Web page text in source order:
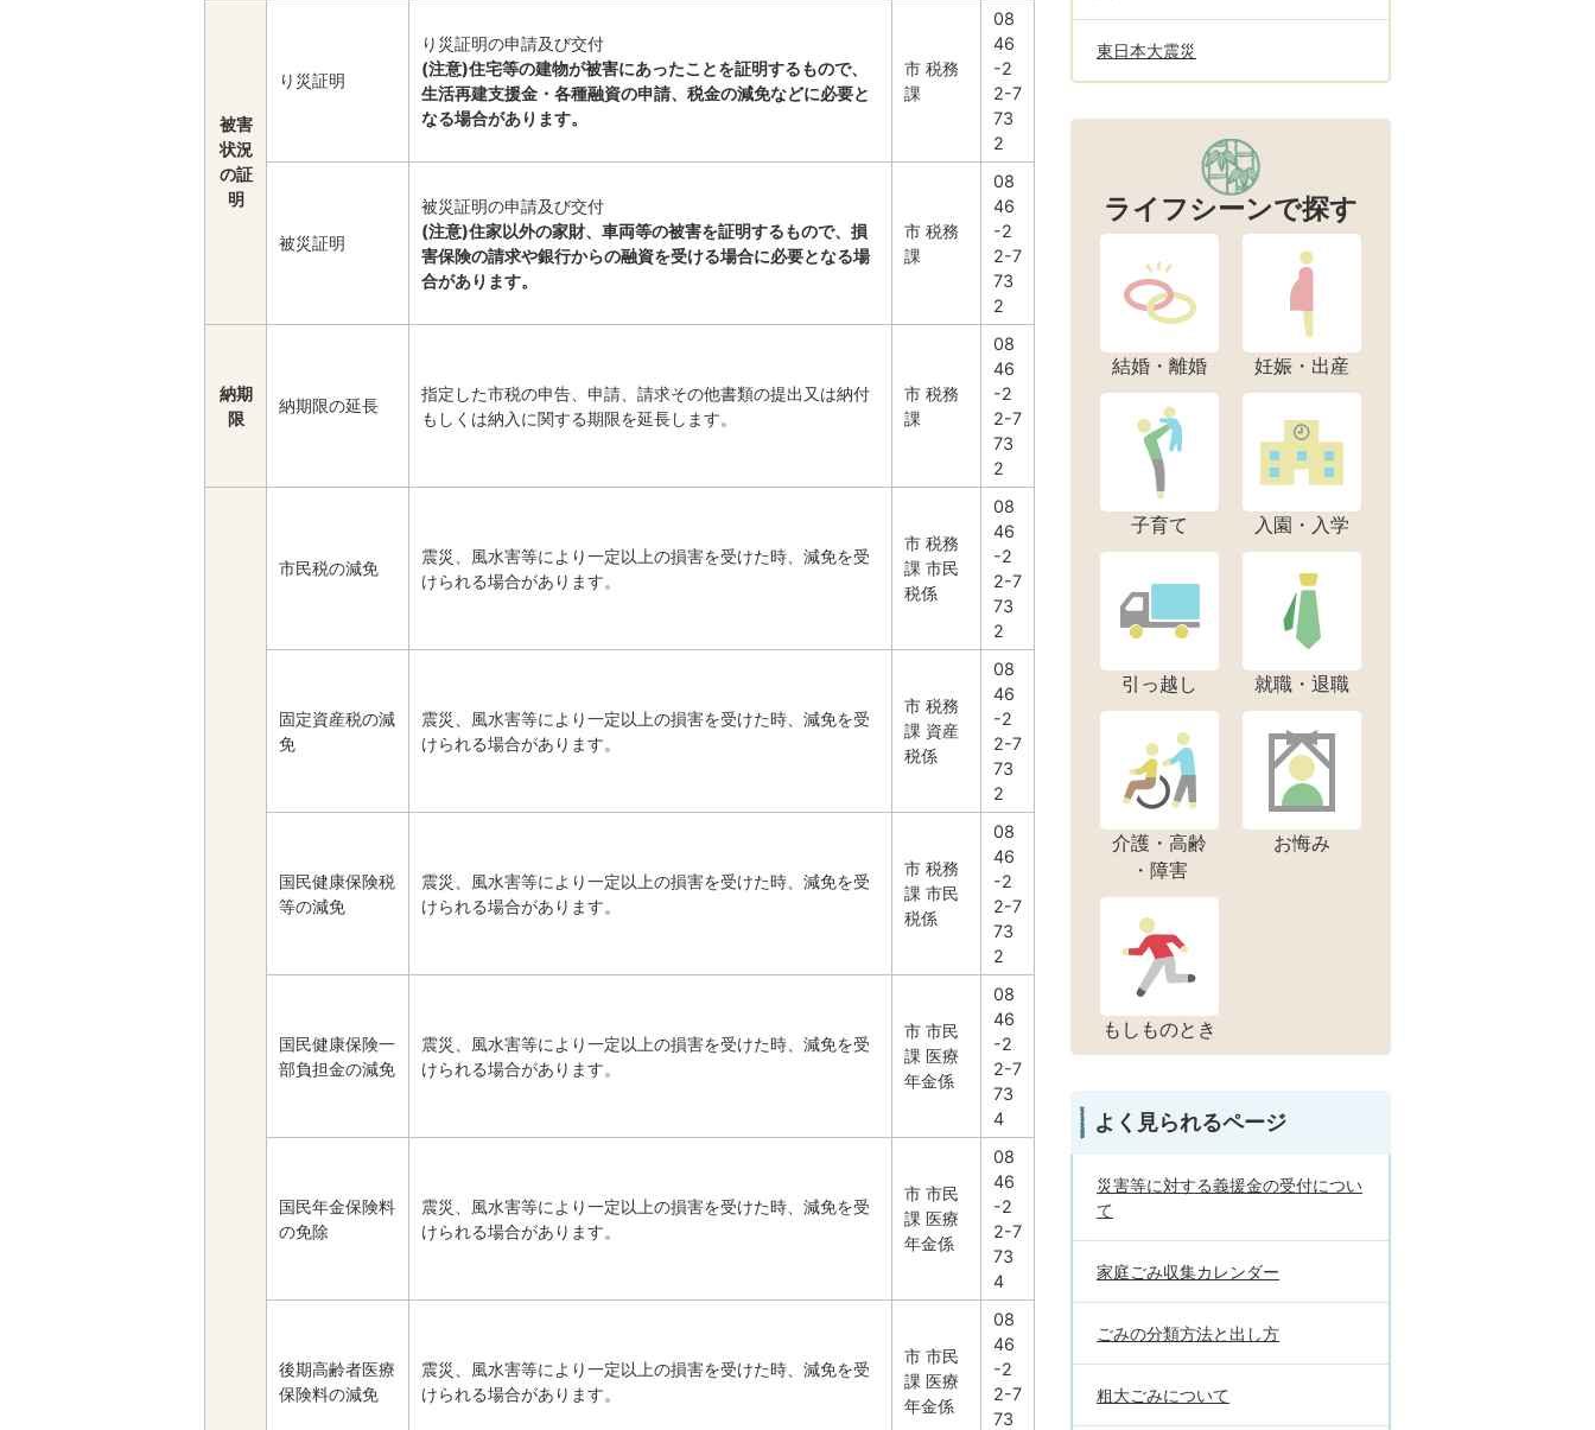
被害
状況
の証
明
り災証明
り災証明の申請及び交付
(注意)住宅等の建物が被害にあったことを証明するもので、
生活再建支援金・各種融資の申請、税金の減免などに必要と
なる場合があります。
市 税務
課
08
46
-2
2-7
73
2
被災証明
被災証明の申請及び交付
(注意)住家以外の家財、車両等の被害を証明するもので、損
害保険の請求や銀行からの融資を受ける場合に必要となる場
合があります。
市 税務
課
08
46
-2
2-7
73
2
納期
限
納期限の延長
指定した市税の申告、申請、請求その他書類の提出又は納付
もしくは納入に関する期限を延長します。
市 税務
課
08
46
-2
2-7
73
2
市民税の減免
震災、風水害等により一定以上の損害を受けた時、減免を受
けられる場合があります。
市 税務
課 市民
税係
08
46
-2
2-7
73
2
固定資産税の減
免
震災、風水害等により一定以上の損害を受けた時、減免を受
けられる場合があります。
市 税務
課 資産
税係
08
46
-2
2-7
73
2
国民健康保険税
等の減免
震災、風水害等により一定以上の損害を受けた時、減免を受
けられる場合があります。
市 税務
課 市民
税係
08
46
-2
2-7
73
2
国民健康保険一
部負担金の減免
震災、風水害等により一定以上の損害を受けた時、減免を受
けられる場合があります。
市 市民
課 医療
年金係
08
46
-2
2-7
73
4
国民年金保険料
の免除
震災、風水害等により一定以上の損害を受けた時、減免を受
けられる場合があります。
市 市民
課 医療
年金係
08
46
-2
2-7
73
4
後期高齢者医療
保険料の減免
震災、風水害等により一定以上の損害を受けた時、減免を受
けられる場合があります。
市 市民
課 医療
年金係
08
46
-2
2-7
73
東日本大震災
ライフシーンで探す
結婚・離婚 妊娠・出産
子育て 入園・入学
引っ越し 就職・退職
介護・高齢
・障害
お悔み
もしものとき
よく見られるページ
災害等に対する義援金の受付につい
て
家庭ごみ収集カレンダー
ごみの分類方法と出し方
粗大ごみについて